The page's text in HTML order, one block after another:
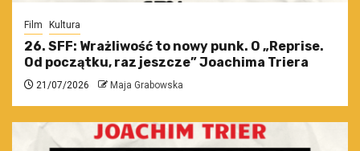
Film Kultura
26. SFF: Wrażliwość to nowy punk. O „Reprise.
Od początku, raz jeszcze” Joachima Triera
21/07/2026 Maja Grabowska